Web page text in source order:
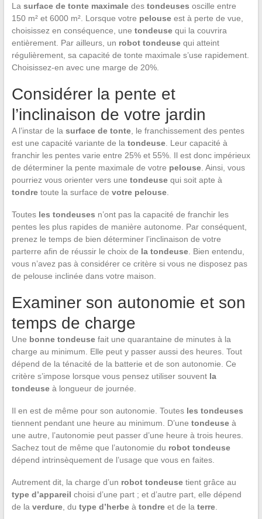
La surface de tonte maximaledes tondeuses oscille entre
150 m² et 6000 m². Lorsque votre pelouseest à perte de vue,
choisissez en conséquence, une tondeusequi la couvrira
entièrement. Par ailleurs, un robot tondeusequi atteint
régulièrement, sa capacité de tonte maximale s’use rapidement.
Choisissez-en avec une marge de 20%.
Considérer la pente et
l’inclinaison de votre jardin
A l’instar de la surface de tonte, le franchissement des pentes
est une capacité variante de la tondeuse. Leur capacité à
franchir les pentes varie entre 25% et 55%. Il est donc impérieux
de déterminer la pente maximale de votre pelouse. Ainsi, vous
pourriez vous orienter vers une tondeusequi soit apte à
tondretoute la surface de votre pelouse.
Toutes les tondeuses n’ont pas la capacité de franchir les
pentes les plus rapides de manière autonome. Par conséquent,
prenez le temps de bien déterminer l’inclinaison de votre
parterre afin de réussir le choix de la tondeuse. Bien entendu,
vous n’avez pas à considérer ce critère si vous ne disposez pas
de pelouse inclinée dans votre maison.
Examiner son autonomie et son
temps de charge
Une bonne tondeusefait une quarantaine de minutes à la
charge au minimum. Elle peut y passer aussi des heures. Tout
dépend de la ténacité de la batterie et de son autonomie. Ce
critère s’impose lorsque vous pensez utiliser souvent la
tondeuseà longueur de journée.
Il en est de même pour son autonomie. Toutes les tondeuses
tiennent pendant une heure au minimum. D’une tondeuseà
une autre, l’autonomie peut passer d’une heure à trois heures.
Sachez tout de même que l’autonomie du robot tondeuse
dépend intrinsèquement de l’usage que vous en faites.
Autrement dit, la charge d’un robot tondeusetient grâce au
type d’appareil choisi d’une part ; et d’autre part, elle dépend
de la verdure, du type d’herbeà tondreet de la terre.